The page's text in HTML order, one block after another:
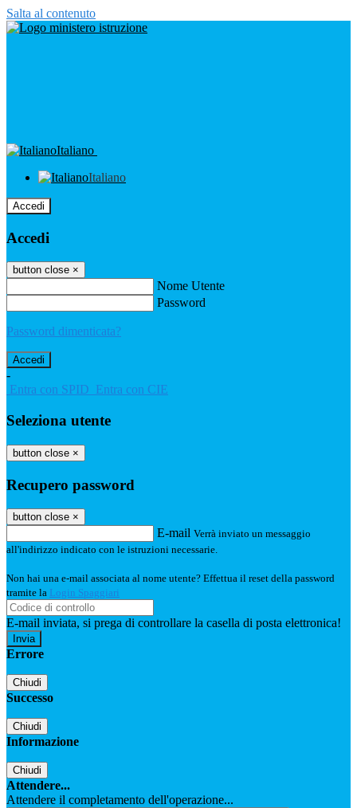
Salta al contenuto
Italiano
Italiano
Accedi
Accedi
button close ×
Nome Utente
Password
Password dimenticata?
-
Entra con SPID Entra con CIE
Seleziona utente
button close ×
Recupero password
button close ×
E-mail Verrà inviato un messaggio
all'indirizzo indicato con le istruzioni necessarie.
Non hai una e-mail associata al nome utente? Effettua il reset della password
tramite la Login Spaggiari
E-mail inviata, si prega di controllare la casella di posta elettronica!
Errore
Chiudi
Successo
Chiudi
Informazione
Chiudi
Attendere...
Attendere il completamento dell'operazione...